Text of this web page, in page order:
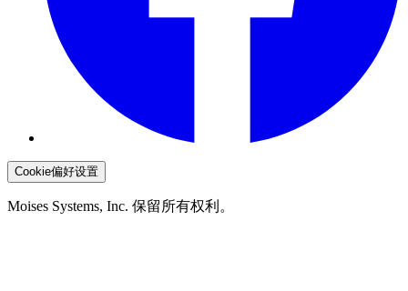
Cookie偏好设置
Moises Systems, Inc. 保留所有权利。